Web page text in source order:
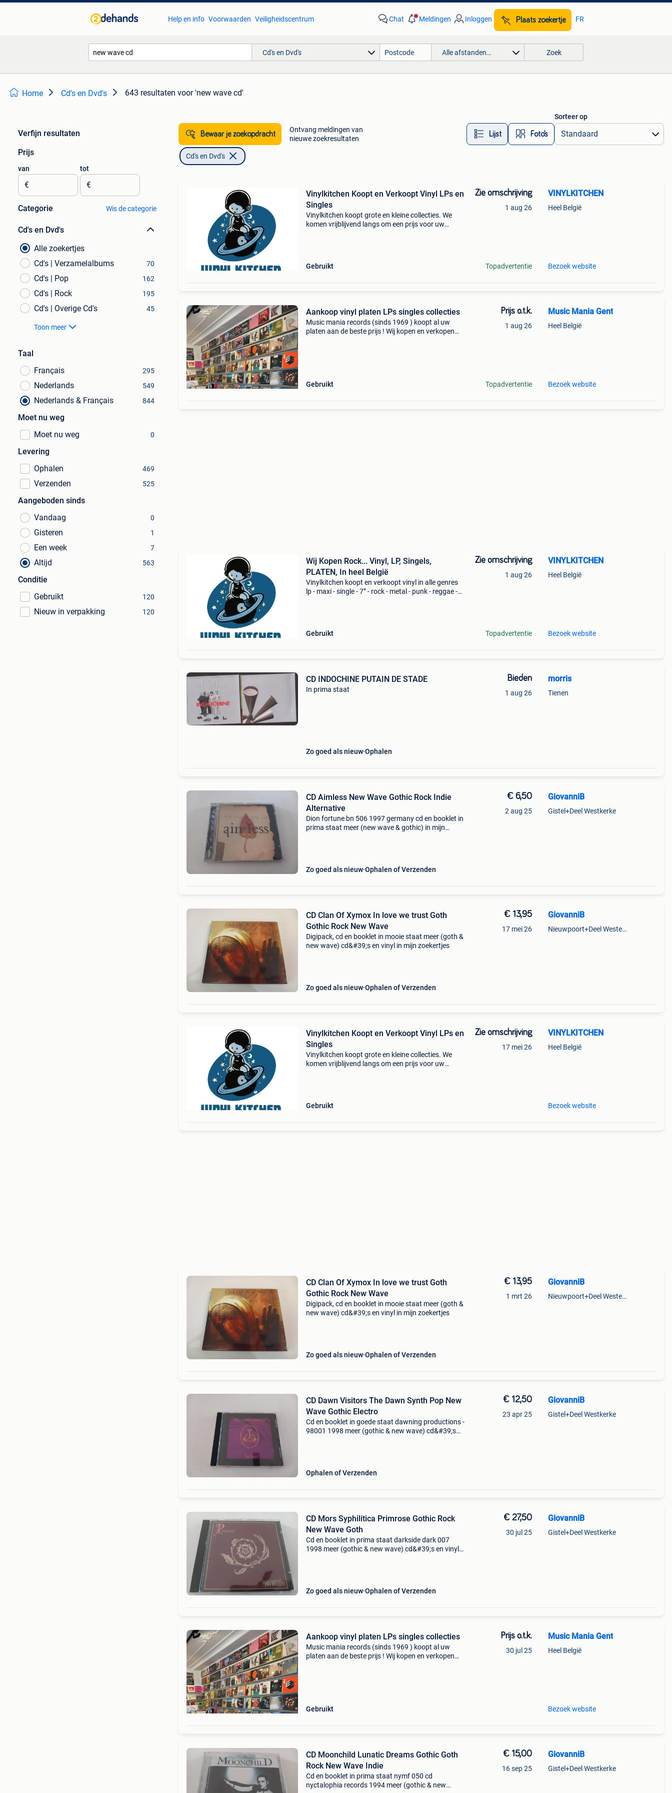
Help en info Voorwaarden Veiligheidscentrum Chat Meldingen Inloggen Plaats zoekertje FR
Cd's en Dvd's Alle afstanden… Zoek
Home Cd's en Dvd's 643 resultaten voor 'new wave cd'
Verfijn resultaten
Prijs
van
€
tot
€
Categorie Wis de categorie
Cd's en Dvd's
Alle zoekertjes
Cd's | Verzamelalbums
70
Cd's | Pop 162
Cd's | Rock 195
Cd's | Overige Cd's 45
Toon meer
Taal
Français
295
Nederlands 549
Nederlands & Français 844
Moet nu weg
Moet nu weg
0
Levering
Ophalen
469
Verzenden 525
Aangeboden sinds
Vandaag
0
Gisteren 1
Een week 7
Altijd 563
Conditie
Gebruikt
120
Nieuw in verpakking 120
Bewaar je zoekopdracht
Ontvang meldingen van
nieuwe zoekresultaten
Lijst Foto’s
Sorteer op
Cd's en Dvd's
Vinylkitchen Koopt en Verkoopt Vinyl LPs en
Singles
Vinylkitchen koopt grote en kleine collecties. We
komen vrijblijvend langs om een prijs voor uw
Gebruikt
Zie omschrijving
1 aug 26
Topadvertentie
VINYLKITCHEN
Heel België
Bezoek website
Aankoop vinyl platen LPs singles collecties
Music mania records (sinds 1969 ) koopt al uw
platen aan de beste prijs ! Wij kopen en verkopen
Gebruikt
Prijs o.t.k.
1 aug 26
Topadvertentie
Music Mania Gent
Heel België
Bezoek website
Wij Kopen Rock... Vinyl, LP, Singels,
PLATEN, In heel België
Vinylkitchen koopt en verkoopt vinyl in alle genres
lp - maxi - single - 7” - rock - metal - punk - reggae -
Gebruikt
Zie omschrijving
1 aug 26
Topadvertentie
VINYLKITCHEN
Heel België
Bezoek website
CD INDOCHINE PUTAIN DE STADE
In prima staat
Zo goed als nieuw Ophalen
Bieden
1 aug 26
morris
Tienen
CD Aimless New Wave Gothic Rock Indie
Alternative
Dion fortune bn 506 1997 germany cd en booklet in
prima staat meer (new wave & gothic) in mijn
Zo goed als nieuw Ophalen of Verzenden
€ 6,50
2 aug 25
GiovanniB
Gistel+Deel Westkerke
CD Clan Of Xymox In love we trust Goth
Gothic Rock New Wave
Digipack, cd en booklet in mooie staat meer (goth &
new wave) cd&#39;s en vinyl in mijn zoekertjes
Zo goed als nieuw Ophalen of Verzenden
€ 13,95
17 mei 26
GiovanniB
Nieuwpoort+Deel Westende
Vinylkitchen Koopt en Verkoopt Vinyl LPs en
Singles
Vinylkitchen koopt grote en kleine collecties. We
komen vrijblijvend langs om een prijs voor uw
Gebruikt
Zie omschrijving
17 mei 26
VINYLKITCHEN
Heel België
Bezoek website
CD Clan Of Xymox In love we trust Goth
Gothic Rock New Wave
Digipack, cd en booklet in mooie staat meer (goth &
new wave) cd&#39;s en vinyl in mijn zoekertjes
Zo goed als nieuw Ophalen of Verzenden
€ 13,95
1 mrt 26
GiovanniB
Nieuwpoort+Deel Westende
CD Dawn Visitors The Dawn Synth Pop New
Wave Gothic Electro
Cd en booklet in goede staat dawning productions -
98001 1998 meer (gothic & new wave) cd&#39;s
Ophalen of Verzenden
€ 12,50
23 apr 25
GiovanniB
Gistel+Deel Westkerke
CD Mors Syphilitica Primrose Gothic Rock
New Wave Goth
Cd en booklet in prima staat darkside dark 007
1998 meer (gothic & new wave) cd&#39;s en vinyl
Zo goed als nieuw Ophalen of Verzenden
€ 27,50
30 jul 25
GiovanniB
Gistel+Deel Westkerke
Aankoop vinyl platen LPs singles collecties
Music mania records (sinds 1969 ) koopt al uw
platen aan de beste prijs ! Wij kopen en verkopen
Gebruikt
Prijs o.t.k.
30 jul 25
Music Mania Gent
Heel België
Bezoek website
CD Moonchild Lunatic Dreams Gothic Goth
Rock New Wave Indie
Cd en booklet in prima staat nymf 050 cd
nyctalophia records 1994 meer (gothic & new
€ 15,00
16 sep 25
GiovanniB
Gistel+Deel Westkerke